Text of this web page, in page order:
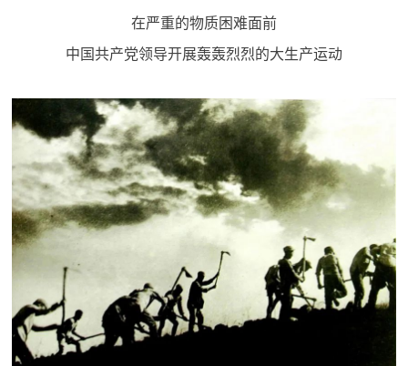
在严重的物质困难面前
中国共产党领导开展轰轰烈烈的大生产运动